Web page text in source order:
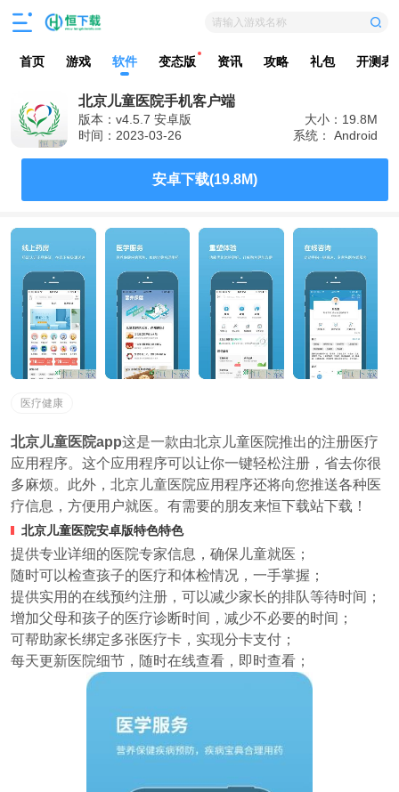
请输入游戏名称
首页 游戏 软件 变态版 资讯 攻略 礼包 开测表
北京儿童医院手机客户端
版本：v4.5.7 安卓版
大小：19.8M
时间：2023-03-26
系统： Android
安卓下载(19.8M)
医疗健康
北京儿童医院app这是一款由北京儿童医院推出的注册医疗
应用程序。这个应用程序可以让你一键轻松注册，省去你很
多麻烦。此外，北京儿童医院应用程序还将向您推送各种医
疗信息，方便用户就医。有需要的朋友来恒下载站下载！
北京儿童医院安卓版特色特色
提供专业详细的医院专家信息，确保儿童就医；
随时可以检查孩子的医疗和体检情况，一手掌握；
提供实用的在线预约注册，可以减少家长的排队等待时间；
增加父母和孩子的医疗诊断时间，减少不必要的时间；
可帮助家长绑定多张医疗卡，实现分卡支付；
每天更新医院细节，随时在线查看，即时查看；